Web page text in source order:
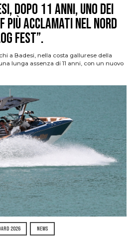
dopo 11 anni, uno dei
più acclamati nel nord
Fest”.
a Badesi, nella costa gallurese della
lunga assenza di 11 anni, con un nuovo
2026 NEWS